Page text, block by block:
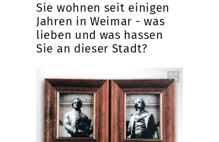
Sie wohnen seit einigen
Jahren in Weimar - was
lieben und was hassen
Sie an dieser Stadt?